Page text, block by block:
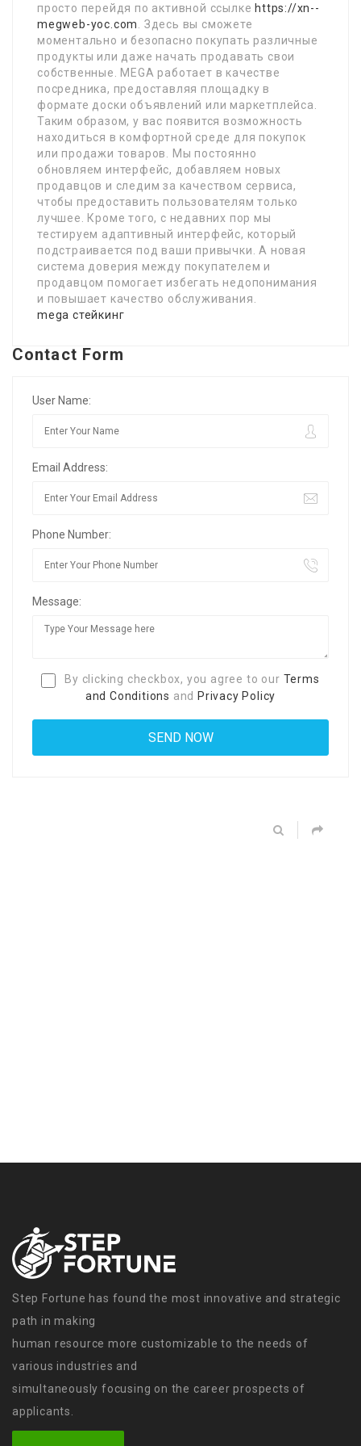
просто перейдя по активной ссылке https://xn--
megweb-yoc.com. Здесь вы сможете
моментально и безопасно покупать различные
продукты или даже начать продавать свои
собственные. MEGA работает в качестве
посредника, предоставляя площадку в
формате доски объявлений или маркетплейса.
Таким образом, у вас появится возможность
находиться в комфортной среде для покупок
или продажи товаров. Мы постоянно
обновляем интерфейс, добавляем новых
продавцов и следим за качеством сервиса,
чтобы предоставить пользователям только
лучшее. Кроме того, с недавних пор мы
тестируем адаптивный интерфейс, который
подстраивается под ваши привычки. А новая
система доверия между покупателем и
продавцом помогает избегать недопонимания
и повышает качество обслуживания.
mega стейкинг
Contact Form
User Name:
Email Address:
Phone Number:
Message:
By clicking checkbox, you agree to our Terms
and Conditions and Privacy Policy
Step Fortune has found the most innovative and strategic
path in making
human resource more customizable to the needs of
various industries and
simultaneously focusing on the career prospects of
applicants.